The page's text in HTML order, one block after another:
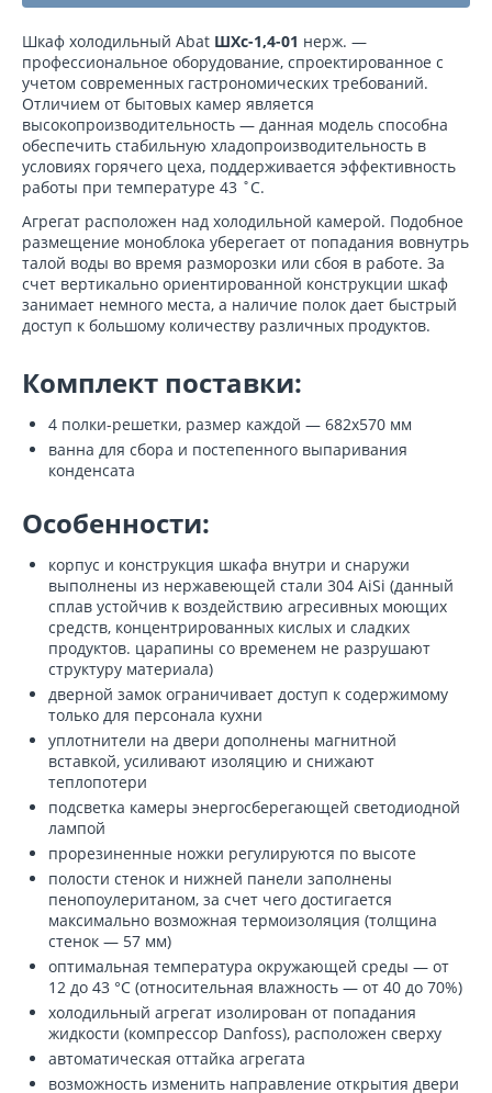
Шкаф холодильный Abat ШХс-1,4-01 нерж. —
профессиональное оборудование, спроектированное с
учетом современных гастрономических требований.
Отличием от бытовых камер является
высокопроизводительность — данная модель способна
обеспечить стабильную хладопроизводительность в
условиях горячего цеха, поддерживается эффективность
работы при температуре 43 ˚С.
Агрегат расположен над холодильной камерой. Подобное
размещение моноблока уберегает от попадания вовнутрь
талой воды во время разморозки или сбоя в работе. За
счет вертикально ориентированной конструкции шкаф
занимает немного места, а наличие полок дает быстрый
доступ к большому количеству различных продуктов.
Комплект поставки:
4 полки-решетки, размер каждой — 682x570 мм
ванна для сбора и постепенного выпаривания
конденсата
Особенности:
корпус и конструкция шкафа внутри и снаружи
выполнены из нержавеющей стали 304 AiSi (данный
сплав устойчив к воздействию агресивных моющих
средств, концентрированных кислых и сладких
продуктов. царапины со временем не разрушают
структуру материала)
дверной замок ограничивает доступ к содержимому
только для персонала кухни
уплотнители на двери дополнены магнитной
вставкой, усиливают изоляцию и снижают
теплопотери
подсветка камеры энергосберегающей светодиодной
лампой
прорезиненные ножки регулируются по высоте
полости стенок и нижней панели заполнены
пенопоулеританом, за счет чего достигается
максимально возможная термоизоляция (толщина
стенок — 57 мм)
оптимальная температура окружающей среды — от
12 до 43 °C (относительная влажность — от 40 до 70%)
холодильный агрегат изолирован от попадания
жидкости (компрессор Danfoss), расположен сверху
автоматическая оттайка агрегата
возможность изменить направление открытия двери